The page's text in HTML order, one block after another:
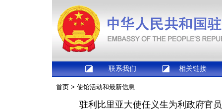
联系我们 相关链接
首页 > 使馆活动和最新信息
驻利比里亚大使任义生为利政府官